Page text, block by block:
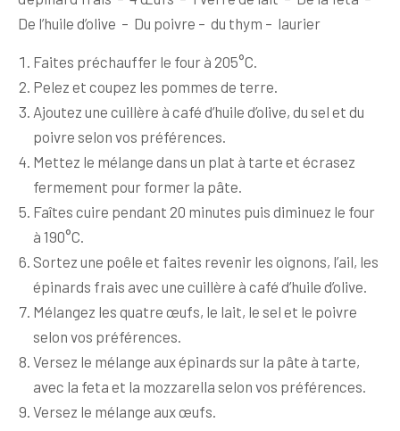
De l’huile d’olive – Du poivre – du thym – laurier
Faites préchauffer le four à 205°C.
Pelez et coupez les pommes de terre.
Ajoutez une cuillère à café d’huile d’olive, du sel et du
poivre selon vos préférences.
Mettez le mélange dans un plat à tarte et écrasez
fermement pour former la pâte.
Faîtes cuire pendant 20 minutes puis diminuez le four
à 190°C.
Sortez une poêle et faites revenir les oignons, l’ail, les
épinards frais avec une cuillère à café d’huile d’olive.
Mélangez les quatre œufs, le lait, le sel et le poivre
selon vos préférences.
Versez le mélange aux épinards sur la pâte à tarte,
avec la feta et la mozzarella selon vos préférences.
Versez le mélange aux œufs.